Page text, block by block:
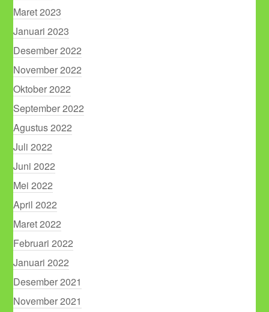
Maret 2023
Januari 2023
Desember 2022
November 2022
Oktober 2022
September 2022
Agustus 2022
Juli 2022
Juni 2022
Mei 2022
April 2022
Maret 2022
Februari 2022
Januari 2022
Desember 2021
November 2021